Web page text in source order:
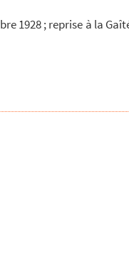
1928 ; reprise à la